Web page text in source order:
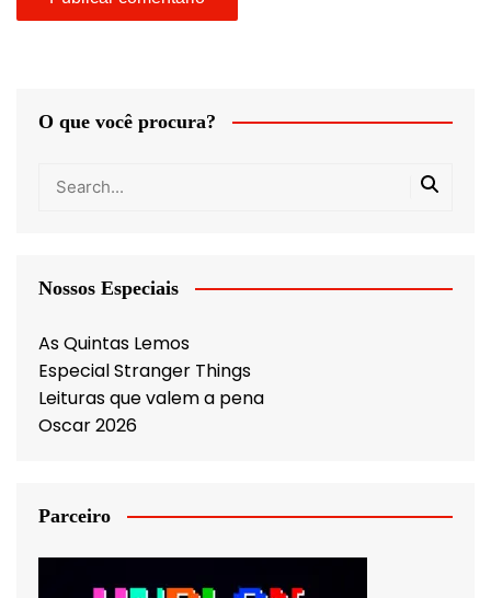
O que você procura?
Nossos Especiais
As Quintas Lemos
Especial Stranger Things
Leituras que valem a pena
Oscar 2026
Parceiro